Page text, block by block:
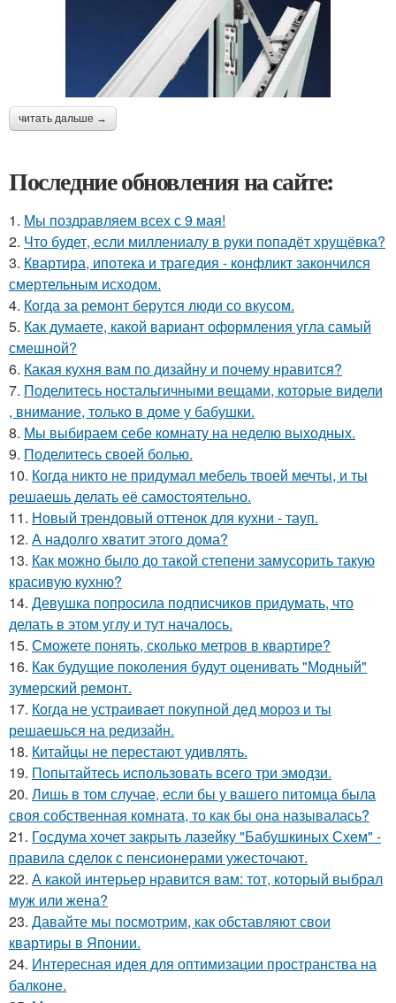
читать дальше →
Последние обновления на сайте:
1. Мы поздравляем всех с 9 мая!
2. Что будет, если миллениалу в руки попадёт хрущёвка?
3. Квартира, ипотека и трагедия - конфликт закончился
смертельным исходом.
4. Когда за ремонт берутся люди со вкусом.
5. Как думаете, какой вариант оформления угла самый
смешной?
6. Какая кухня вам по дизайну и почему нравится?
7. Поделитесь ностальгичными вещами, которые видели
, внимание, только в доме у бабушки.
8. Мы выбираем себе комнату на неделю выходных.
9. Поделитесь своей болью.
10. Когда никто не придумал мебель твоей мечты, и ты
решаешь делать её самостоятельно.
11. Новый трендовый оттенок для кухни - тауп.
12. А надолго хватит этого дома?
13. Как можно было до такой степени замусорить такую
красивую кухню?
14. Девушка попросила подписчиков придумать, что
делать в этом углу и тут началось.
15. Сможете понять, сколько метров в квартире?
16. Как будущие поколения будут оценивать "Модный"
зумерский ремонт.
17. Когда не устраивает покупной дед мороз и ты
решаешься на редизайн.
18. Китайцы не перестают удивлять.
19. Попытайтесь использовать всего три эмодзи.
20. Лишь в том случае, если бы у вашего питомца была
своя собственная комната, то как бы она называлась?
21. Госдума хочет закрыть лазейку "Бабушкиных Схем" -
правила сделок с пенсионерами ужесточают.
22. А какой интерьер нравится вам: тот, который выбрал
муж или жена?
23. Давайте мы посмотрим, как обставляют свои
квартиры в Японии.
24. Интересная идея для оптимизации пространства на
балконе.